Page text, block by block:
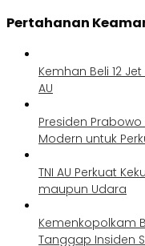
Pertahanan
Kemhan Beli 12
AU
Presiden
Modern untuk
TNI AU Perkuat
maupun Udara
Kemenkopolkam
Tanggap Insiden